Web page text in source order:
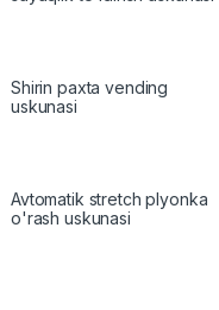
Shirin paxta vending
uskunasi
Avtomatik stretch plyonka
o'rash uskunasi